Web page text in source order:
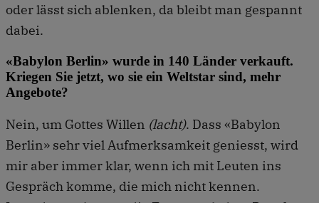
oder lässt sich ablenken, da bleibt man gespannt
dabei.
«Babylon Berlin» wurde in 140 Länder verkauft.
Kriegen Sie jetzt, wo sie ein Weltstar sind, mehr
Angebote?
Nein, um Gottes Willen (lacht). Dass «Babylon
Berlin» sehr viel Aufmerksamkeit geniesst, wird
mir aber immer klar, wenn ich mit Leuten ins
Gespräch komme, die mich nicht kennen.